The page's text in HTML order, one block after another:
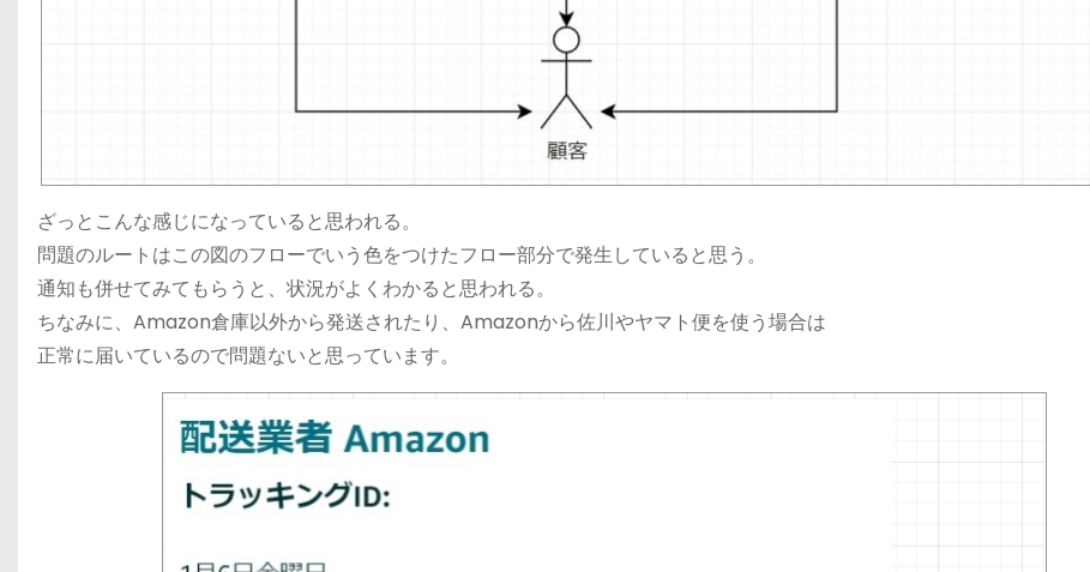
ざっとこんな感じになっていると思われる。
問題のルートはこの図のフローでいう色をつけたフロー部分で発生していると思う。
通知も併せてみてもらうと、状況がよくわかると思われる。
ちなみに、Amazon倉庫以外から発送されたり、Amazonから佐川やヤマト便を使う場合は
正常に届いているので問題ないと思っています。